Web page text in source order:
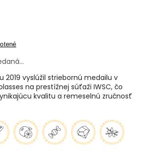
2019 vyslúžil striebornú medailu v
na prestížnej súťaži IWSC, čo
kvalitu a remeselnú zručnosť